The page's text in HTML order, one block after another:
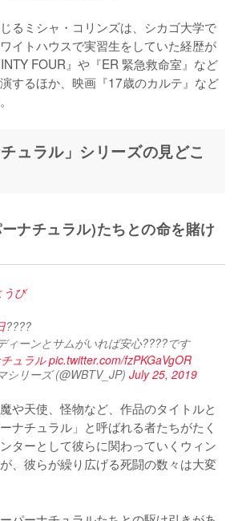
るミシャ・コリンズは、シカゴ大学で
イトハウスで実習生をしていた経歴が
FOUR』や『ER 緊急救命室』など
するほか、映画『17歳のカルテ』など
チュラル」シリーズの見どこ
ナチュラル)たちとの命を賭け
うび
????
ィーンとサムがいれば安心????です
ュラルpic.twitter.com/fzPKGaVgOR
リーズ (@WBTV_JP) July 25, 2019
や天使、怪物など、作品のタイトルと
ナチュラル」と呼ばれる者たちがたく
ターとして彼らに関わっていくウィン
、彼らが繰り広げる死闘の数々は大変